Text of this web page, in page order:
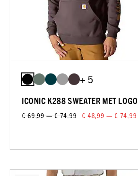
+ 5
ICONIC K288 SWEATER MET LOGO
€ 69,99 — € 74,99 € 48,99 — € 74,99